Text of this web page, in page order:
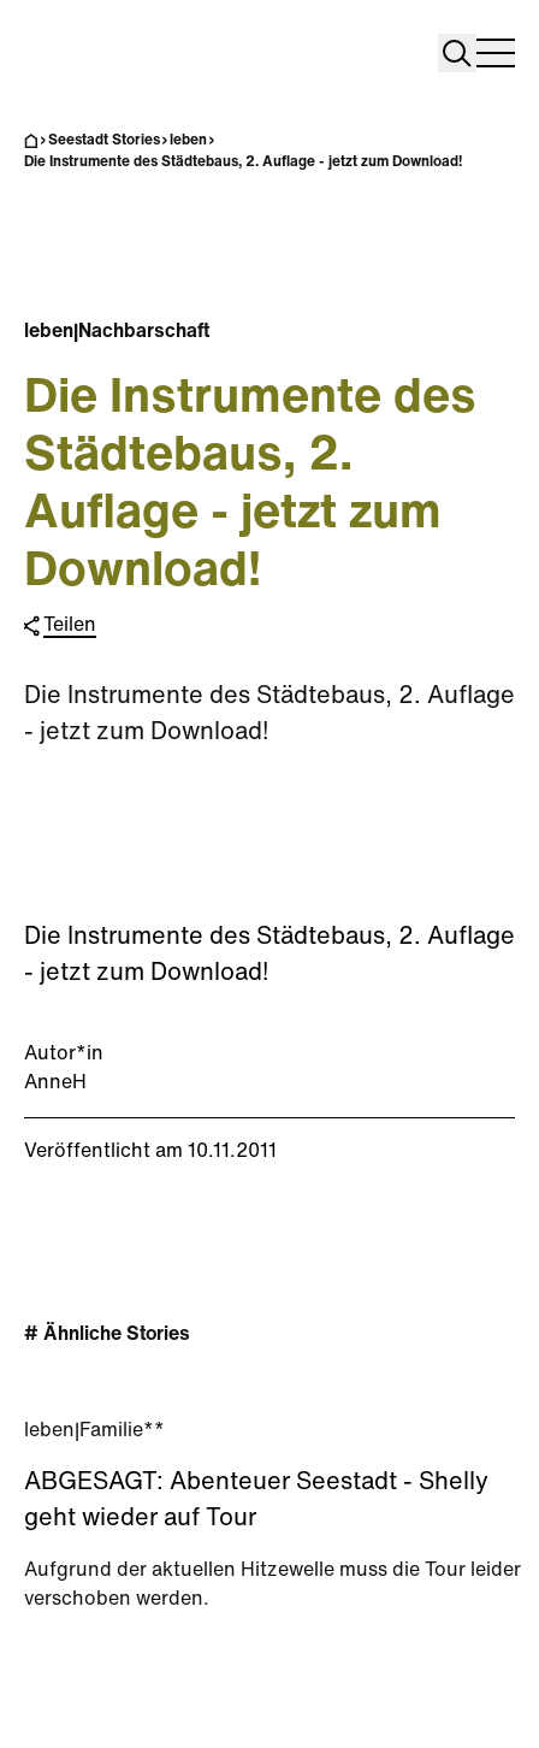
Search
Seestadt Stories
leben
Die Instrumente des Städtebaus, 2. Auflage - jetzt zum Download!
Autor*in
AnneH
Veröffentlicht am 10.11.2011
leben Nachbarschaft
Die Instrumente des
Städtebaus, 2.
Auflage - jetzt zum
Download!
Teilen
Die Instrumente des Städtebaus, 2. Auflage
- jetzt zum Download!
Die Instrumente des Städtebaus, 2. Auflage
- jetzt zum Download!
# Ähnliche Stories
leben Familie**
ABGESAGT: Abenteuer Seestadt - Shelly
geht wieder auf Tour
Aufgrund der aktuellen Hitzewelle muss die Tour leider
verschoben werden.